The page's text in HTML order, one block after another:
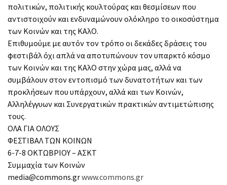
πολιτικών, πολιτικής κουλτούρας και θεσμίσεων που
αντιστοιχούν και ενδυναμώνουν ολόκληρο το οικοσύστημα
των Κοινών και της ΚΑλΟ.
Επιθυμούμε με αυτόν τον τρόπο οι δεκάδες δράσεις του
φεστιβάλ όχι απλά να αποτυπώνουν τον υπαρκτό κόσμο
των Κοινών και της ΚΑλΟ στην χώρα μας, αλλά να
συμβάλουν στον εντοπισμό των δυνατοτήτων και των
προκλήσεων που υπάρχουν, αλλά και των Κοινών,
Αλληλέγγυων και Συνεργατικών πρακτικών αντιμετώπισης
τους.
ΟΛΑ ΓΙΑ ΟΛΟΥΣ
ΦΕΣΤΙΒΑΛ ΤΩΝ ΚΟΙΝΩΝ
6-7-8 ΟΚΤΩΒΡΙΟΥ – ΑΣΚΤ
Συμμαχία των Κοινών
media@commons.grwww.commons.gr